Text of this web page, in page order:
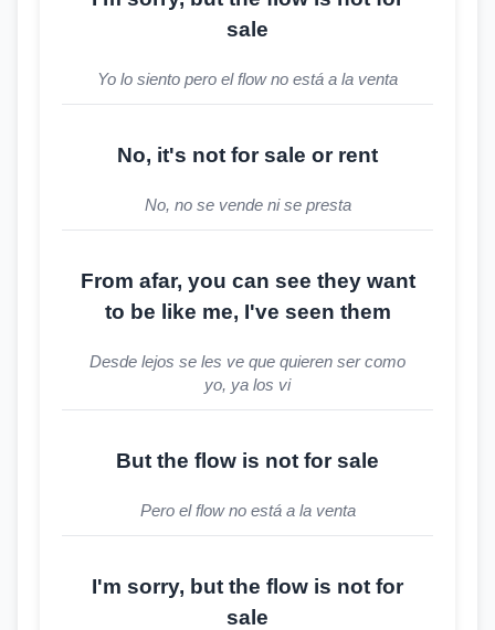
sale
Yo lo siento pero el flow no está a la venta
No, it's not for sale or rent
No, no se vende ni se presta
From afar, you can see they want
to be like me, I've seen them
Desde lejos se les ve que quieren ser como
yo, ya los vi
But the flow is not for sale
Pero el flow no está a la venta
I'm sorry, but the flow is not for
sale